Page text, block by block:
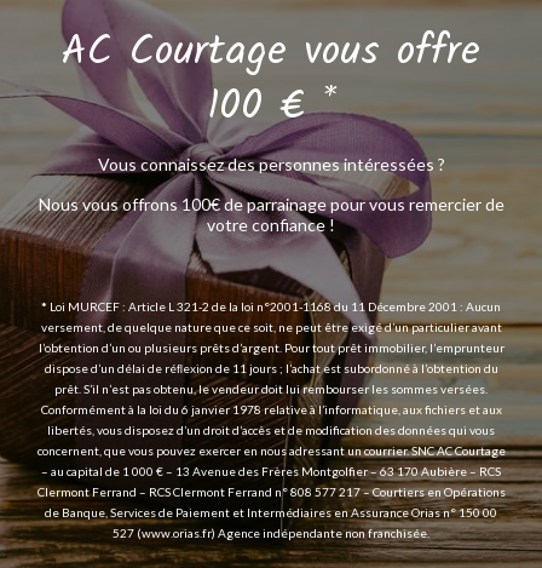
AC Courtage vous offre
100 € *
Vous connaissez des personnes intéressées ?
Nous vous offrons 100€ de parrainage pour vous remercier de
votre confiance !
* Loi MURCEF : Article L 321-2 de la loi n°2001-1168 du 11 Décembre 2001 : Aucun
versement, de quelque nature que ce soit, ne peut être exigé d’un particulier avant
l’obtention d’un ou plusieurs prêts d’argent. Pour tout prêt immobilier, l’emprunteur
dispose d’un délai de réﬂexion de 11 jours ; l’achat est subordonné à l’obtention du
prêt. S’il n’est pas obtenu, le vendeur doit lui rembourser les sommes versées.
Conformément à la loi du 6 janvier 1978 relative à l’informatique, aux fichiers et aux
libertés, vous disposez d’un droit d’accès et de modification des données qui vous
concernent, que vous pouvez exercer en nous adressant un courrier. SNC AC Courtage
– au capital de 1 000 € – 13 Avenue des Frères Montgolfier – 63 170 Aubière – RCS
Clermont Ferrand – RCS Clermont Ferrand n° 808 577 217 – Courtiers en Opérations
de Banque, Services de Paiement et Intermédiaires en Assurance Orias n° 150 00
527 (www.orias.fr) Agence indépendante non franchisée.